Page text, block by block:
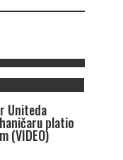
Uniteda
platio
(VIDEO)